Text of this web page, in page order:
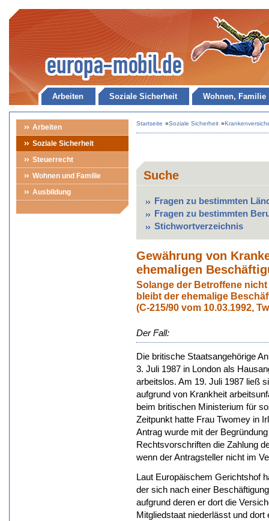
Arbeiten Soziale Sicherheit Wohnen, Familie
Arbeiten
Soziale Sicherheit
Steuerrecht
Wohnen und Familie
Ausbildung
Startseite »Soziale Sicherheit »
Suche
Fragen zu bestimmten
Fragen zu bestimmten
Stichwortverzeichnis
Gewährung von
ehemaligen
Solange der Betroffene
bleibt der ehemalige
(C-215/90 vom 10.03.1992,
Der Fall:
Die britische Staatsangehörige
3. Juli 1987 in London als
arbeitslos. Am 19. Juli 1987 ließ
aufgrund von Krankheit
beim britischen Ministerium für
Zeitpunkt hatte Frau Twomey in
Antrag wurde mit der
Rechtsvorschriften die Zahlung
wenn der Antragsteller nicht im
Laut Europäischem Gerichtshof
der sich nach einer
aufgrund deren er dort die
Mitgliedstaat niederlässt und